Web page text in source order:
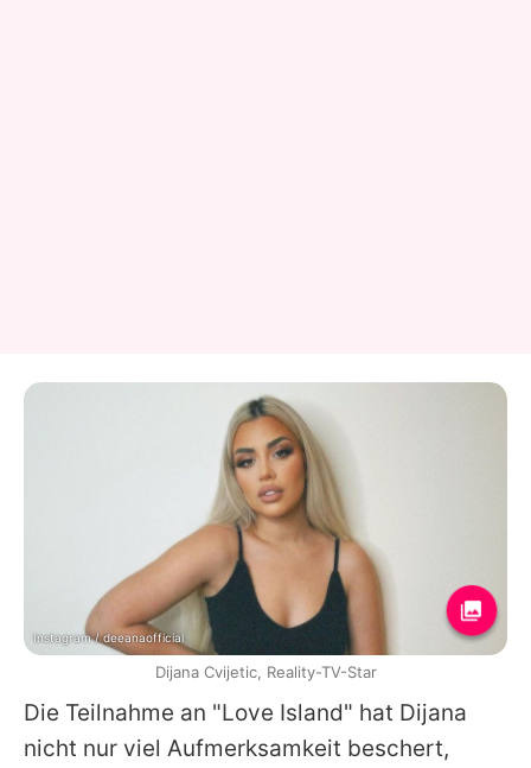
Die Teilnahme an "Love Island" hat Dijana
nicht nur viel Aufmerksamkeit beschert,
Instagram / deeanaofficial
Dijana Cvijetic, Reality-TV-Star